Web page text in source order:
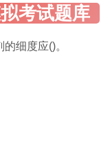
细度应()。